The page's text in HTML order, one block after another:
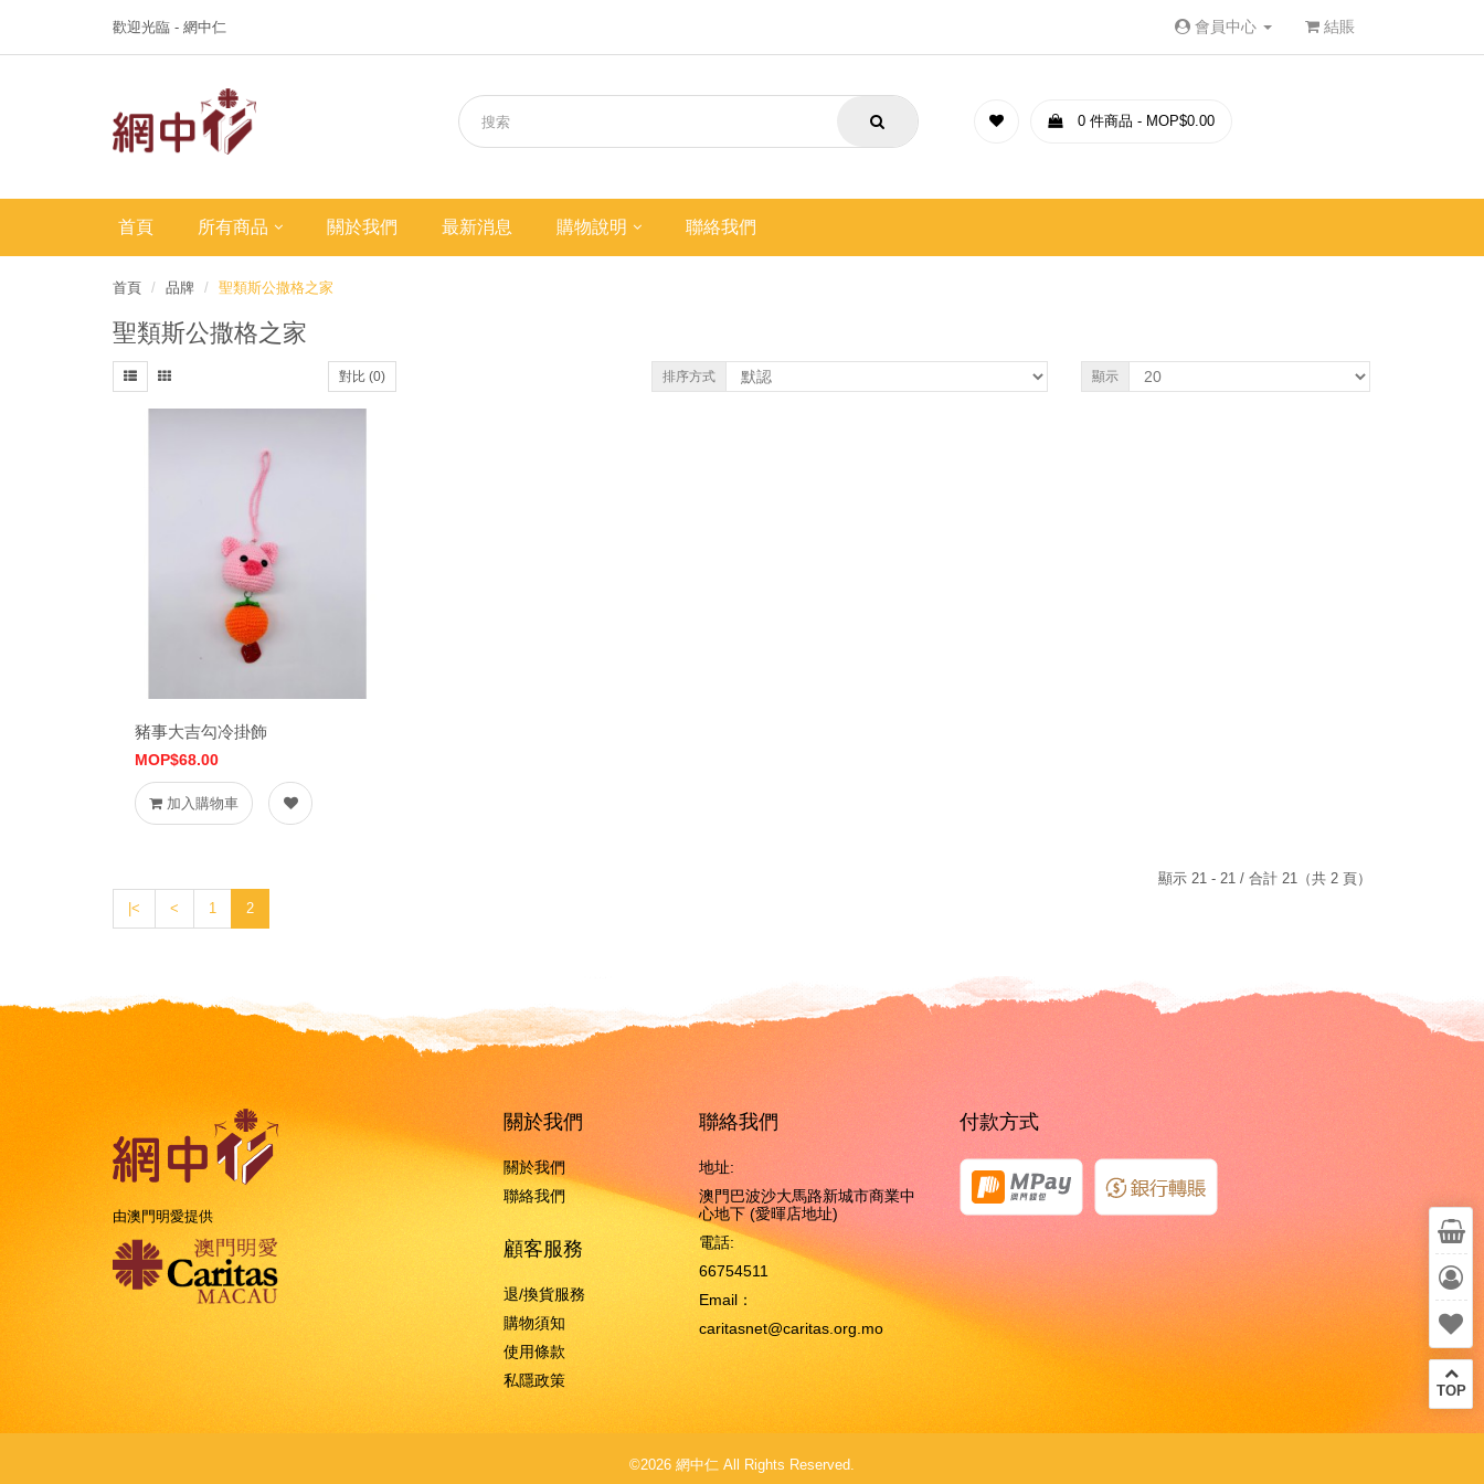
歡迎光臨 - 網中仁 會員中心 結賬
0 件商品 - MOP$0.00
首頁 所有商品 關於我們 最新消息 購物說明 聯絡我們
首頁 品牌 聖類斯公撒格之家
聖類斯公撒格之家
對比 (0) 排序方式 顯示
豬事大吉勾冷掛飾
MOP$68.00
加入購物車
|< < 1 2
顯示 21 - 21 / 合計 21（共 2 頁）
由澳門明愛提供
關於我們
關於我們
聯絡我們
顧客服務
退/換貨服務
購物須知
使用條款
私隱政策
聯絡我們
地址:
澳門巴波沙大馬路新城市商業中
心地下 (愛暉店地址)
電話:
66754511
Email：
caritasnet@caritas.org.mo
付款方式
©2026 網中仁 All Rights Reserved.
TOP